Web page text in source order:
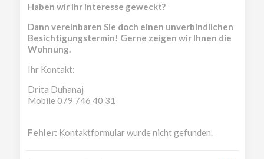
Haben wir Ihr Interesse geweckt?
Dann vereinbaren Sie doch einen unverbindlichen
Besichtigungstermin! Gerne zeigen wir Ihnen die
Wohnung.
Ihr Kontakt:
Drita Duhanaj
Mobile 079 746 40 31
Fehler: Kontaktformular wurde nicht gefunden.